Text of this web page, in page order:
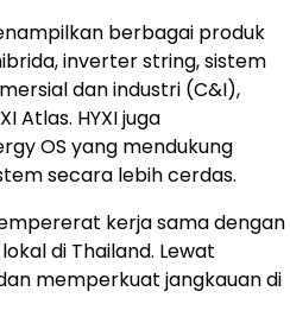
berbagai produk
inverter string, sistem
dan industri (C&I),
Atlas. HYXI juga
OS yang mendukung
secara lebih cerdas.
kerja sama dengan
di Thailand. Lewat
memperkuat jangkauan di